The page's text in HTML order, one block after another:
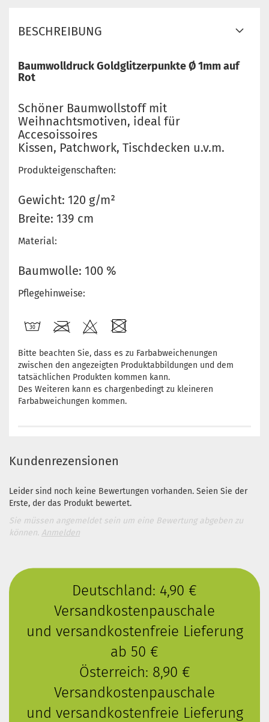
BESCHREIBUNG
Baumwolldruck Goldglitzerpunkte Ø 1mm auf
Rot
Schöner Baumwollstoff mit
Weihnachtsmotiven, ideal für
Accesoissoires
Kissen, Patchwork, Tischdecken u.v.m.
Produkteigenschaften:
Gewicht: 120 g/m²
Breite: 139 cm
Material:
Baumwolle: 100 %
Pflegehinweise:
Bitte beachten Sie, dass es zu Farbabweichenungen
zwischen den angezeigten Produktabbildungen und dem
tatsächlichen Produkten kommen kann.
Des Weiteren kann es chargenbedingt zu kleineren
Farbabweichungen kommen.
Kundenrezensionen
Leider sind noch keine Bewertungen vorhanden. Seien Sie der
Erste, der das Produkt bewertet.
Sie müssen angemeldet sein um eine Bewertung abgeben zu
können. Anmelden
Deutschland: 4,90 €
Versandkostenpauschale
und versandkostenfreie Lieferung
ab 50 €
Österreich: 8,90 €
Versandkostenpauschale
und versandkostenfreie Lieferung